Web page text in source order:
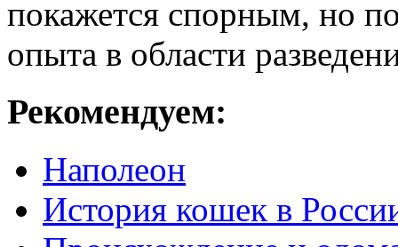
покажется спорным, но
опыта в области
Рекомендуем:
Наполеон
История кошек в